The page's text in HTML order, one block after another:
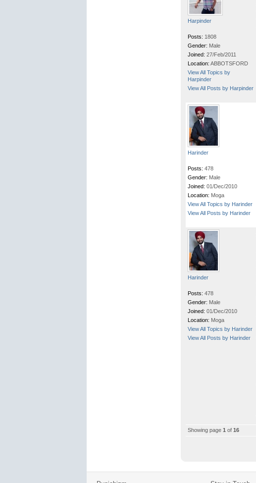
Harpinder
Posts: 1808
Gender: Male
Joined: 27/Feb/2011
Location: ABBOTSFORD
View All Topics by
Harpinder
View All Posts by Harpinder
Harinder
Posts: 478
Gender: Male
Joined: 01/Dec/2010
Location: Moga
View All Topics by Harinder
View All Posts by Harinder
Harinder
Posts: 478
Gender: Male
Joined: 01/Dec/2010
Location: Moga
View All Topics by Harinder
View All Posts by Harinder
Showing page 1 of 16